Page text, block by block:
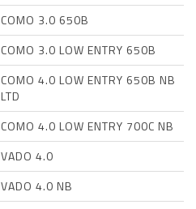
COMO 3.0 650B
COMO 3.0 LOW ENTRY 650B
COMO 4.0 LOW ENTRY 650B NB
LTD
COMO 4.0 LOW ENTRY 700C NB
VADO 4.0
VADO 4.0 NB